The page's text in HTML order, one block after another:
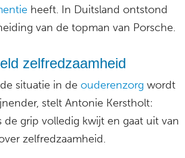
heeft. In Duitsland ontstond
van de topman van Porsche.
zelfredzaamheid
situatie in de ouderenzorg wordt
stelt Antonie Kerstholt:
de grip volledig kwijt en gaat uit van
zelfredzaamheid.